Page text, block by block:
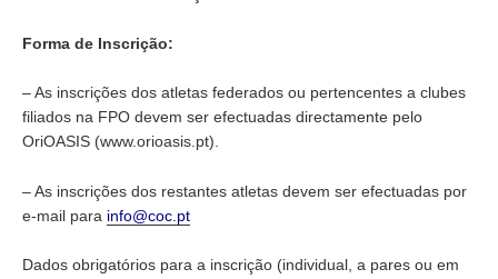
Forma de Inscrição:
– As inscrições dos atletas federados ou pertencentes a clubes
filiados na FPO devem ser efectuadas directamente pelo
OriOASIS (www.orioasis.pt).
– As inscrições dos restantes atletas devem ser efectuadas por
e-mail para info@coc.pt
Dados obrigatórios para a inscrição (individual, a pares ou em